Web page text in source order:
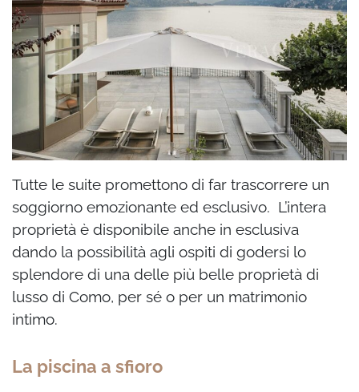
Tutte le suite promettono di far trascorrere un
soggiorno emozionante ed esclusivo. L’intera
proprietà è disponibile anche in esclusiva
dando la possibilità agli ospiti di godersi lo
splendore di una delle più belle proprietà di
lusso di Como, per sé o per un matrimonio
intimo.
La piscina a sfioro